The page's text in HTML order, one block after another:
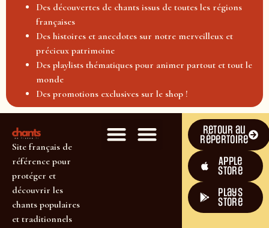
Des découvertes de chants issus de toutes les régions
françaises
Des histoires et anecdotes sur notre merveilleux et
précieux patrimoine
Des playlists thématiques pour animer partout et tout le
monde
Des promotions exclusives sur le shop !
Site français de
référence pour
protéger et
découvrir les
chants populaires
et traditionnels
Retour au
répertoire
Apple
Store
plays
store